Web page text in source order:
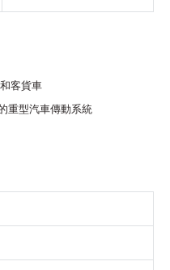
客貨車
重型汽車傳動系統